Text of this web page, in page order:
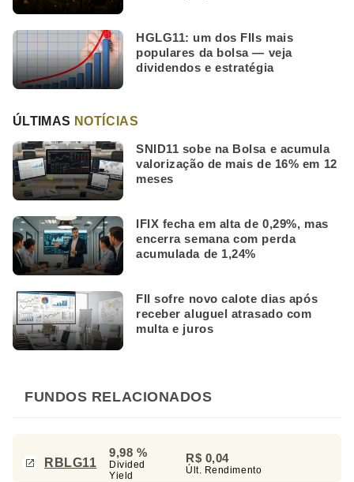
HGLG11: um dos FIIs mais
populares da bolsa — veja
dividendos e estratégia
ÚLTIMAS NOTÍCIAS
SNID11 sobe na Bolsa e acumula
valorização de mais de 16% em 12
meses
IFIX fecha em alta de 0,29%, mas
encerra semana com perda
acumulada de 1,24%
FII sofre novo calote dias após
receber aluguel atrasado com
multa e juros
FUNDOS RELACIONADOS
RBLG11
9,98 %
Divided
Yield
R$ 0,04
Últ. Rendimento